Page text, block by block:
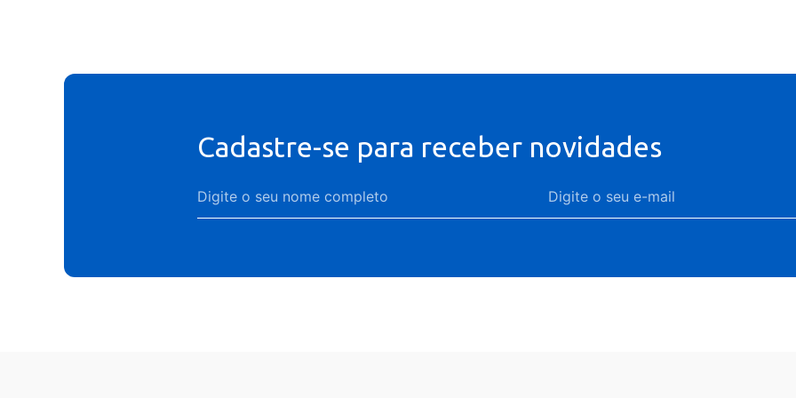
Cadastre-se para receber novidades